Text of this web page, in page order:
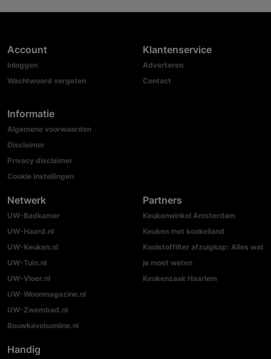
Account
Inloggen
Wachtwoord vergeten
Informatie
Algemene voorwaarden
Disclaimer
Privacy disclaimer
Cookie instellingen
Klantenservice
Adverteren
Contact
Netwerk
UW-Badkamer
UW-Haard.nl
UW-Keuken.nl
UW-Tuin.nl
UW-Vloer.nl
UW-Woonmagazine.nl
UW-Zwembad.nl
Bouwkavelsonline.nl
Partners
Keukenwinkel Amsterdam
Keuken met kookeiland
Koolstoffilter afzuigkap: Alles wat
je moet weten
Keukenzaak Haarlem
Handig